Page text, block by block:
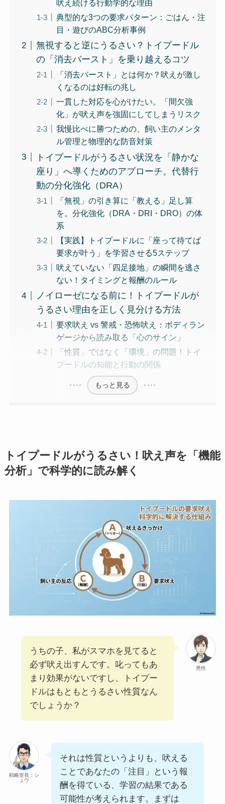
吠え続ける行動学的な理由
典型的な3つの要求パターン：ごはん・注
目・遊びのABC分析事例
無視すると逆にうるさい？トイプードル
の「消去バースト」を乗り越えるコツ
「消去バースト」とは何か？吠えが激し
くなるのは好転の兆し
一貫した対応を心がけたい。「間欠強
化」が吠え声を強固にしてしまうリスク
我慢比べに勝つための、飼い主のメンタ
ル管理と物理的な防音対策
トイプードルがうるさい状況を「静かな
座り」へ導くためのアプローチ。代替行
動の分化強化（DRA）
「無視」の引き算に「教える」足し算
を。分化強化（DRA・DRI・DRO）の体
系
【実践】トイプードルに「座って待てば
要求が叶う」を学習させる5ステップ
吠えていない「四足接地」の瞬間を逃さ
ない！タイミングと報酬のルール
ノイローゼになる前に！トイプードルが
うるさい理由を正しく見分ける方法
要求吠え vs 警戒・恐怖吠え：ボディラン
ゲージから読み取る「心のサイン」
「性質」ではなく「環境」の問題！トイ
プードルの知能と行動の関係
もっと見る
トイプードルがうるさい！吠え声を「機能
分析」で科学的に読み解く
男性
うちの子、私がスマホを見てると
必ず吠え出すんです。叱ってもあ
まり効果がないですし、トイプー
ドルはもともとうるさい性質なん
でしょうか？
戦略室長：シ
ュウ
それは性質というよりも、吠える
ことであなたの「注目」という報
酬を得ている、学習の結果である
可能性が考えられます。まずは